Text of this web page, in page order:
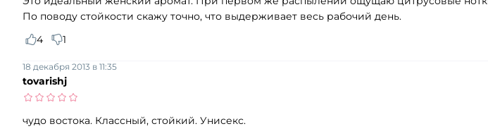
По поводу стойкости скажу точно, что выдерживает весь рабочий день.
4
1
tovarishj
18 декабря 2013 в 11:35
чудо востока. Классный, стойкий. Унисекс.